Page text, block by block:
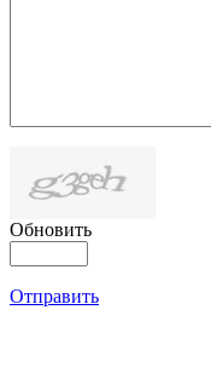
Обновить
Отправить